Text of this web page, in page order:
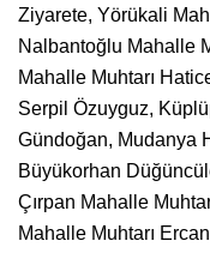
Ziyarete, Yörükali
Nalbantoğlu Mahalle
Mahalle Muhtarı
Serpil Özuyguz,
Gündoğan, Mudanya
Büyükorhan
Çırpan Mahalle
Mahalle Muhtarı